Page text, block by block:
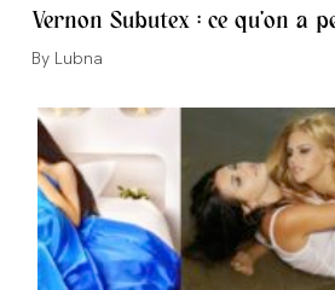
Vernon Subutex : ce qu’on a
Auteur/autrice
la
publication :
Lubna